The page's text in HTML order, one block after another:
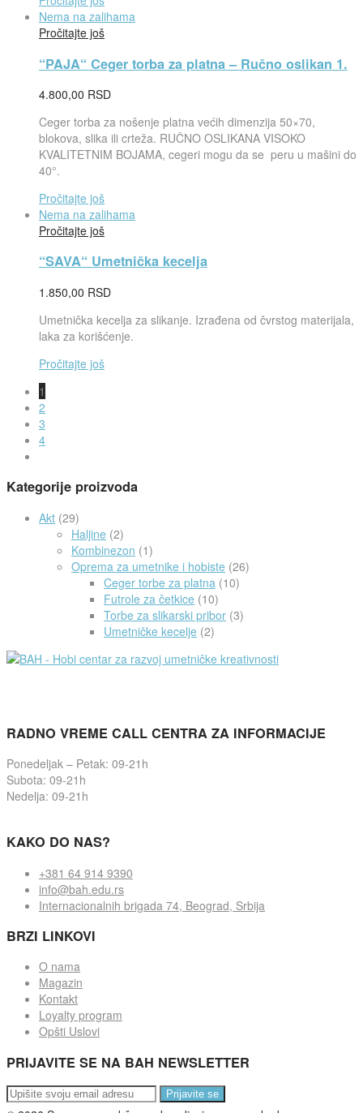
Nema na zalihama
Pročitajte još
“PAJA“ Ceger torba za platna – Ručno oslikan 1.
4.800,00 RSD
Ceger torba za nošenje platna većih dimenzija 50×70,
blokova, slika ili crteža. RUČNO OSLIKANA VISOKO
KVALITETNIM BOJAMA, cegeri mogu da se peru u mašini do
40°.
Pročitajte još
Nema na zalihama
Pročitajte još
“SAVA“ Umetnička kecelja
1.850,00 RSD
Umetnička kecelja za slikanje. Izrađena od čvrstog materijala,
laka za korišćenje.
Pročitajte još
1
2
3
4
Kategorije proizvoda
Akt (29)
Haljine (2)
Kombinezon (1)
Oprema za umetnike i hobiste (26)
Ceger torbe za platna (10)
Futrole za četkice (10)
Torbe za slikarski pribor (3)
Umetničke kecelje (2)
RADNO VREME CALL CENTRA ZA INFORMACIJE
Ponedeljak – Petak: 09-21h
Subota: 09-21h
Nedelja: 09-21h
KAKO DO NAS?
+381 64 914 9390
info@bah.edu.rs
Internacionalnih brigada 74, Beograd, Srbija
BRZI LINKOVI
O nama
Magazin
Kontakt
Loyalty program
Opšti Uslovi
PRIJAVITE SE NA BAH NEWSLETTER
Prijavite se